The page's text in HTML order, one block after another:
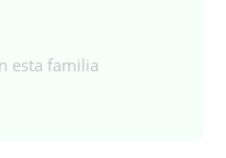
esta familia